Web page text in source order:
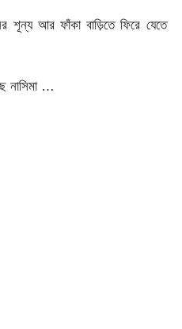
শূন্য আর ফাঁকা বাড়িতে ফিরে যেতে
নাসিমা …